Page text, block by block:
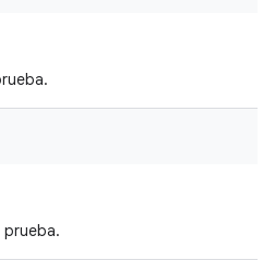
prueba.